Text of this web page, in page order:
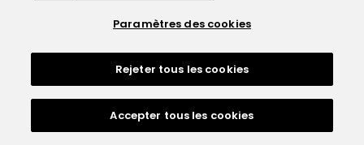
Paramètres des cookies
Rejeter tous les cookies
Accepter tous les cookies